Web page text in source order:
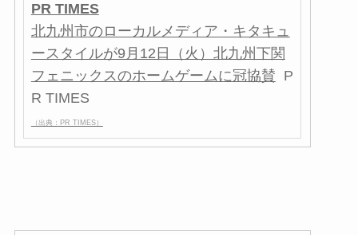
PR TIMES
北九州市のローカルメディア・キタキュ
ースタイルが9月12日（火）北九州下関
フェニックスのホームゲームに冠協賛 P
R TIMES
（出典：PR TIMES）